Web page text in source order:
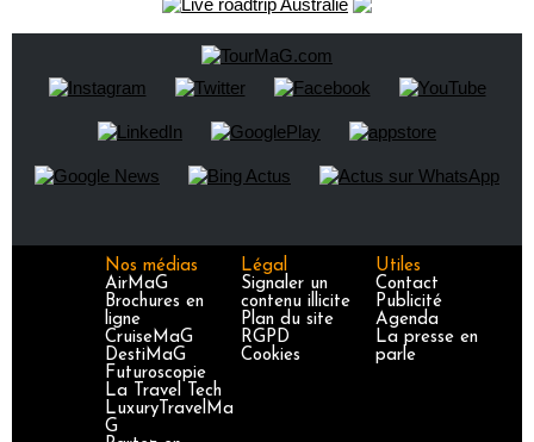
Nos médias
AirMaG
Brochures en
ligne
CruiseMaG
DestiMaG
Futuroscopie
La Travel Tech
LuxuryTravelMa
G
Légal
Signaler un
contenu illicite
Plan du site
RGPD
Cookies
Utiles
Contact
Publicité
Agenda
La presse en
parle